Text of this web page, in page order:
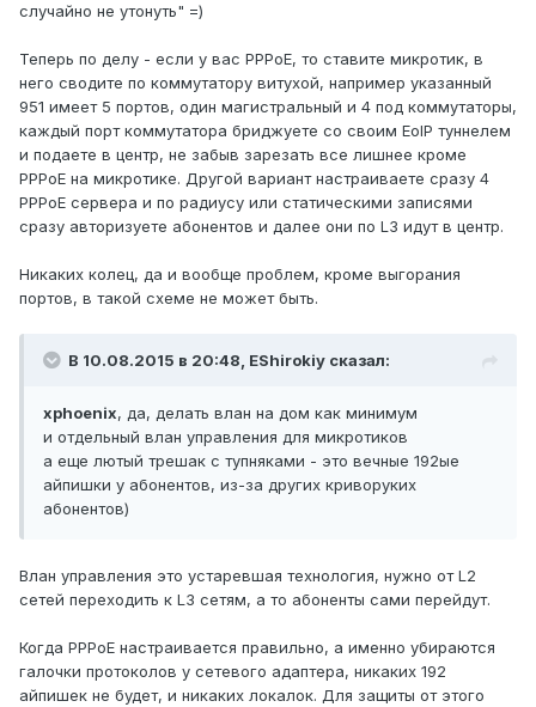
случайно не утонуть" =)
Теперь по делу - если у вас PPPoE, то ставите микротик, в
него сводите по коммутатору витухой, например указанный
951 имеет 5 портов, один магистральный и 4 под коммутаторы,
каждый порт коммутатора бриджуете со своим EoIP туннелем
и подаете в центр, не забыв зарезать все лишнее кроме
PPPoE на микротике. Другой вариант настраиваете сразу 4
PPPoE сервера и по радиусу или статическими записями
сразу авторизуете абонентов и далее они по L3 идут в центр.
Никаких колец, да и вообще проблем, кроме выгорания
портов, в такой схеме не может быть.
В 10.08.2015 в 20:48, EShirokiy сказал:
xphoenix, да, делать влан на дом как минимум
и отдельный влан управления для микротиков
а еще лютый трешак с тупняками - это вечные 192ые
айпишки у абонентов, из-за других криворуких
абонентов)
Влан управления это устаревшая технология, нужно от L2
сетей переходить к L3 сетям, а то абоненты сами перейдут.
Когда PPPoE настраивается правильно, а именно убираются
галочки протоколов у сетевого адаптера, никаких 192
айпишек не будет, и никаких локалок. Для защиты от этого